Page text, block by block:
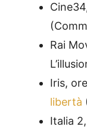
Rai
Iris,
libertà
Italia